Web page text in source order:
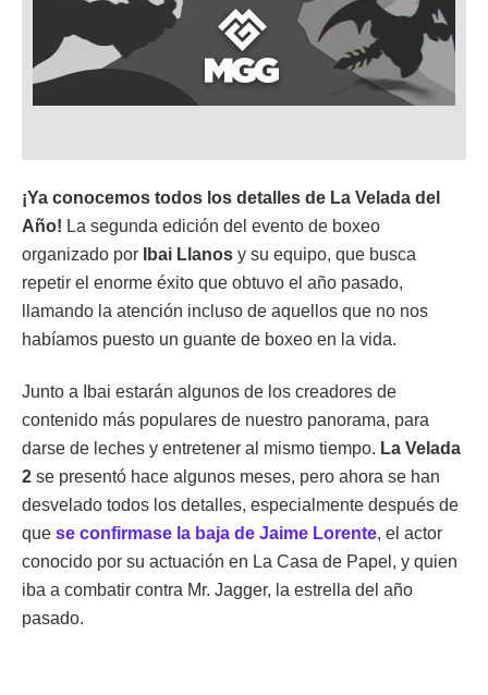
¡Ya conocemos todos los detalles de La Velada del
Año! La segunda edición del evento de boxeo
organizado por
Ibai Llanos y su equipo, que busca
repetir el enorme éxito que obtuvo el año pasado,
llamando la atención incluso de aquellos que no nos
habíamos puesto un guante de boxeo en la vida.
Junto a Ibai estarán algunos de los creadores de
contenido más populares de nuestro panorama, para
darse de leches y entretener al mismo tiempo. La Velada
2 se presentó hace algunos meses, pero ahora se han
desvelado todos los detalles, especialmente después de
que se confirmase la baja de Jaime Lorente, el actor
conocido por su actuación en La Casa de Papel, y quien
iba a combatir contra Mr. Jagger, la estrella del año
pasado.